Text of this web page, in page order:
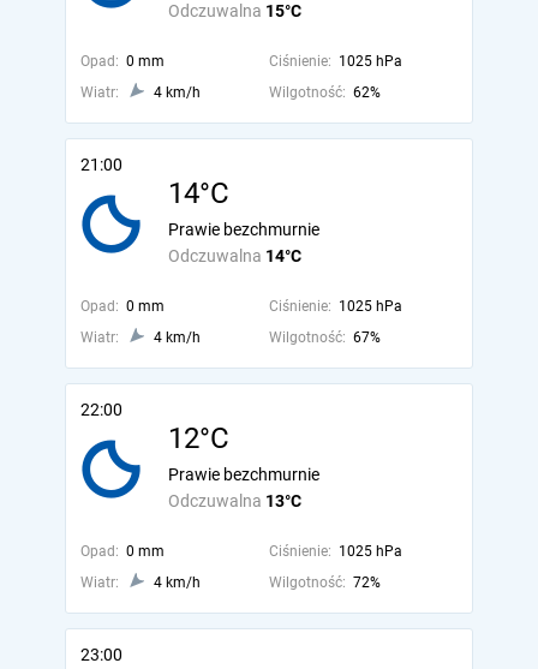
Odczuwalna 15°C
Opad: 0 mm Ciśnienie: 1025 hPa
Wiatr:
4 km/h Wilgotność: 62%
21:00
14°C
Odczuwalna 14°C
Prawie bezchmurnie
Opad: 0 mm Ciśnienie: 1025 hPa
Wiatr:
4 km/h Wilgotność: 67%
22:00
12°C
Odczuwalna 13°C
Prawie bezchmurnie
Opad: 0 mm Ciśnienie: 1025 hPa
Wiatr:
4 km/h Wilgotność: 72%
23:00